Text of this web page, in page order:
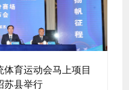
育运动会马上项目
苏县举行